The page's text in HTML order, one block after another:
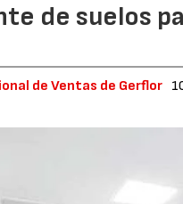
de suelos
de Ventas de Gerflor